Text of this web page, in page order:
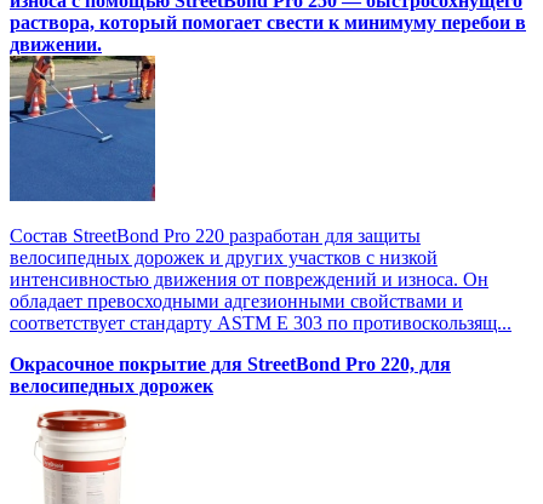
раствора, который помогает свести к минимуму перебои в
движении.
Состав StreetBond Pro 220 разработан для защиты
велосипедных дорожек и других участков с низкой
интенсивностью движения от повреждений и износа. Он
обладает превосходными адгезионными свойствами и
соответствует стандарту ASTM E 303 по противоскользящ...
Окрасочное покрытие для StreetBond Pro 220, для
велосипедных дорожек